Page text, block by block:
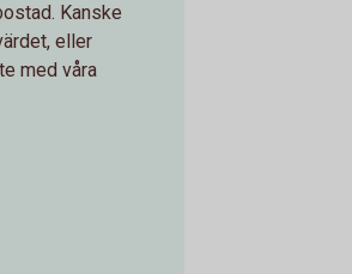
Kanske
eller
med våra